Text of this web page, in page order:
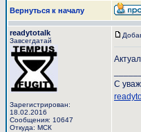
Вернуться к началу
readytotalk
Завсегдатай
Зарегистрирован:
18.02.2016
Сообщения: 10647
Откуда: МСК
С